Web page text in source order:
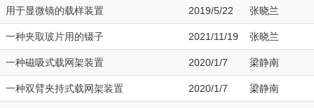
用于显微镜的载样装置 2019/5/22 张晓兰
一种夹取玻片用的镊子 2021/11/19 张晓兰
一种磁吸式载网架装置 2020/1/7 梁静南
一种双臂夹持式载网架装置 2020/1/7 梁静南